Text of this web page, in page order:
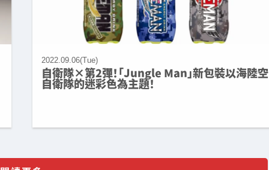
2022.09.06(Tue)
自衛隊×第2彈！「Jungle Man」新包裝以海陸空
自衛隊的迷彩色為主題！